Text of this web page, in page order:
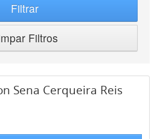
Filtrar
Filtros
Sena Cerqueira Reis